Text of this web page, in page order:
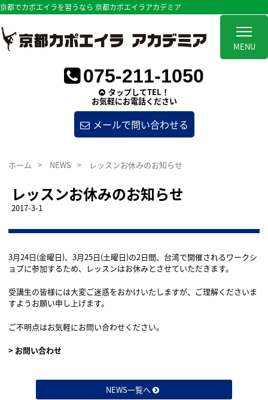
MENU
京都でカポエイラを習うなら 京都カポエイラアカデミア
075-211-1050
タップしてTEL！
お気軽にお電話ください
メールで問い合わせる
ホーム > NEWS > レッスンお休みのお知らせ
レッスンお休みのお知らせ
2017-3-1
3月24日(金曜日)、3月25日(土曜日)の2日間、台湾で開催されるワークシ
ョプに参加するため、レッスンはお休みとさせていただきます。
受講生の皆様には大変ご迷惑をおかけいたしますが、ご理解くださいま
すようお願い申し上げます。
ご不明点はお気軽にお問い合わせください。
> お問い合わせ
NEWS一覧へ